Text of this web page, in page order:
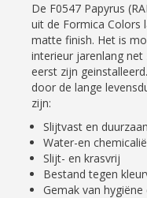
De F0547 Papyrus
uit de Formica Colors
matte finish. Het is
interieur jarenlang
eerst zijn
door de lange
zijn:
Slijtvast en
Water-en
Slijt- en krasvrij
Bestand tegen
Gemak van